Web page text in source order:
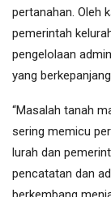
pertanahan. Oleh
pemerintah
pengelolaan
yang
“Masalah tanah
sering memicu
lurah dan
pencatatan dan